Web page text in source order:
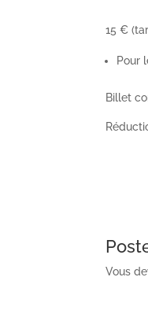
15 €
Pour
Billet
Vous